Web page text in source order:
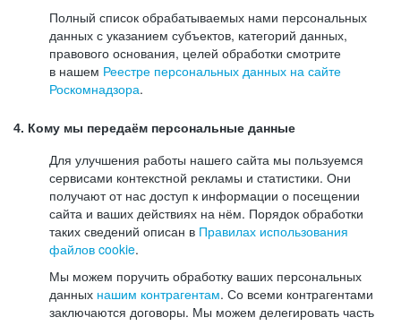
Полный список обрабатываемых нами персональных
данных с указанием субъектов, категорий данных,
правового основания, целей обработки смотрите
в нашем Реестре персональных данных на сайте
Роскомнадзора.
4. Кому мы передаём персональные данные
Для улучшения работы нашего сайта мы пользуемся
сервисами контекстной рекламы и статистики. Они
получают от нас доступ к информации о посещении
сайта и ваших действиях на нём. Порядок обработки
таких сведений описан в Правилах использования
файлов cookie.
Мы можем поручить обработку ваших персональных
данных нашим контрагентам. Со всеми контрагентами
заключаются договоры. Мы можем делегировать часть